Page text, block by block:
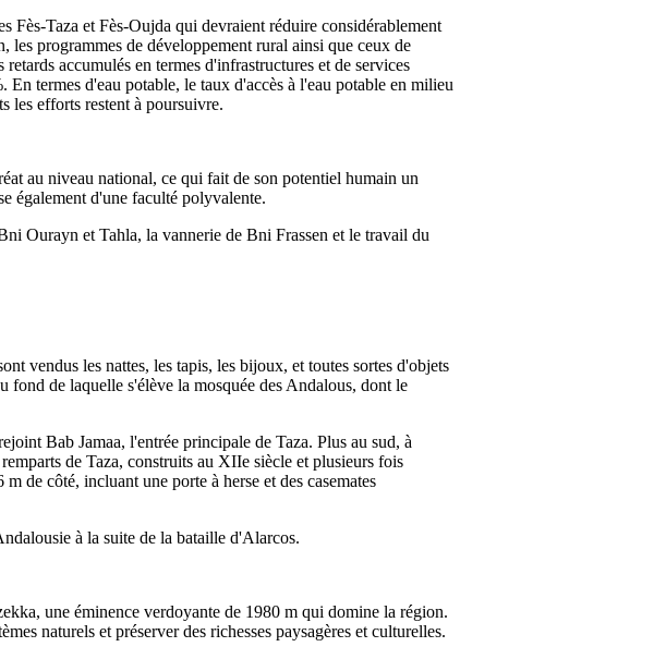
Fès-Taza et Fès-Oujda qui devraient réduire considérablement
programmes de développement rural ainsi que ceux de
accumulés en termes d'infrastructures et de services
termes d'eau potable, le taux d'accès à l'eau potable en milieu
les efforts restent à poursuivre.
au niveau national, ce qui fait de son potentiel humain un
également d'une faculté polyvalente.
Ourayn et Tahla, la vannerie de Bni Frassen et le travail du
vendus les nattes, les tapis, les bijoux, et toutes sortes d'objets
fond de laquelle s'élève la mosquée des Andalous, dont le
Bab Jamaa, l'entrée principale de Taza. Plus au sud, à
de Taza, construits au XIIe siècle et plusieurs fois
de côté, incluant une porte à herse et des casemates
à la suite de la bataille d'Alarcos.
une éminence verdoyante de 1980 m qui domine la région.
naturels et préserver des richesses paysagères et culturelles.